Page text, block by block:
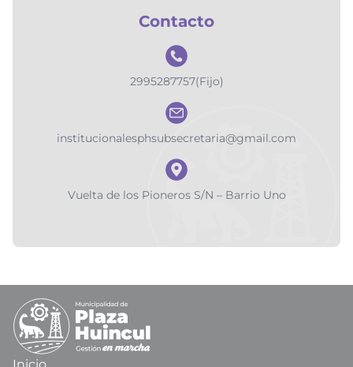
Contacto
2995287757(Fijo)
institucionalesphsubsecretaria@gmail.com
Vuelta de los Pioneros S/N – Barrio Uno